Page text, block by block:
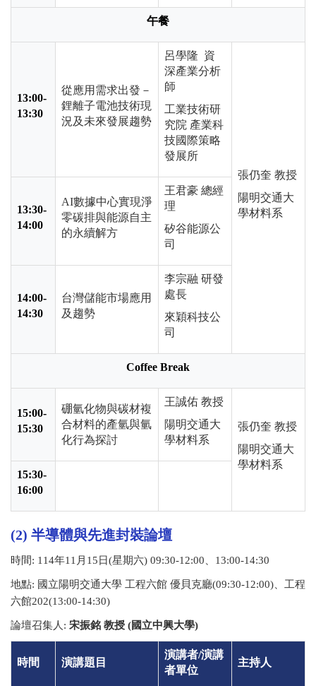
午餐
13:00-
13:30
從應用需求出發－
鋰離子電池技術現
況及未來發展趨勢
呂學隆 資
深產業分析
師
工業技術研
究院 產業科
技國際策略
發展所
張仍奎 教授
陽明交通大
學材料系
13:30-
14:00
AI數據中心實現淨
零碳排與能源自主
的永續解方
王君豪 總經
理
矽谷能源公
司
14:00-
14:30
台灣儲能市場應用
及趨勢
李宗融 研發
處長
來穎科技公
司
Coffee Break
15:00-
15:30
硼氫化物與碳材複
合材料的產氫與氫
化行為探討
王誠佑 教授
陽明交通大
學材料系
張仍奎 教授
陽明交通大
學材料系
15:30-
16:00
(2) 半導體與先進封裝論壇
時間: 114年11 月 15 日(星期六) 09:30-12:00、13:00-14:30
地點: 國立陽明交通大學 工程六館 優貝克廳(09:30-12:00)、工程
六館202(13:00-14:30)
論壇召集人 : 宋振銘 教授 (國立中興大學)
時間 演講題目
演講者/演講
者單位
主持人